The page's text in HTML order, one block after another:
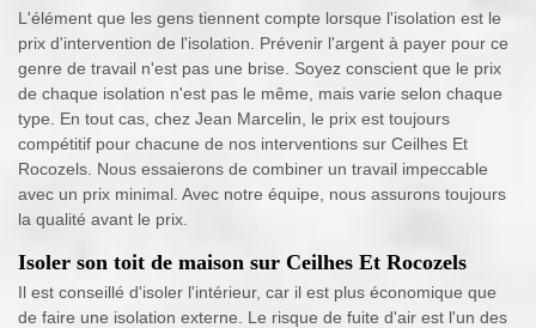
L'élément que les gens tiennent compte lorsque l'isolation est le
prix d'intervention de l'isolation. Prévenir l'argent à payer pour ce
genre de travail n'est pas une brise. Soyez conscient que le prix
de chaque isolation n'est pas le même, mais varie selon chaque
type. En tout cas, chez Jean Marcelin, le prix est toujours
compétitif pour chacune de nos interventions sur Ceilhes Et
Rocozels. Nous essaierons de combiner un travail impeccable
avec un prix minimal. Avec notre équipe, nous assurons toujours
la qualité avant le prix.
Isoler son toit de maison sur Ceilhes Et Rocozels
Il est conseillé d'isoler l'intérieur, car il est plus économique que
de faire une isolation externe. Le risque de fuite d'air est l'un des